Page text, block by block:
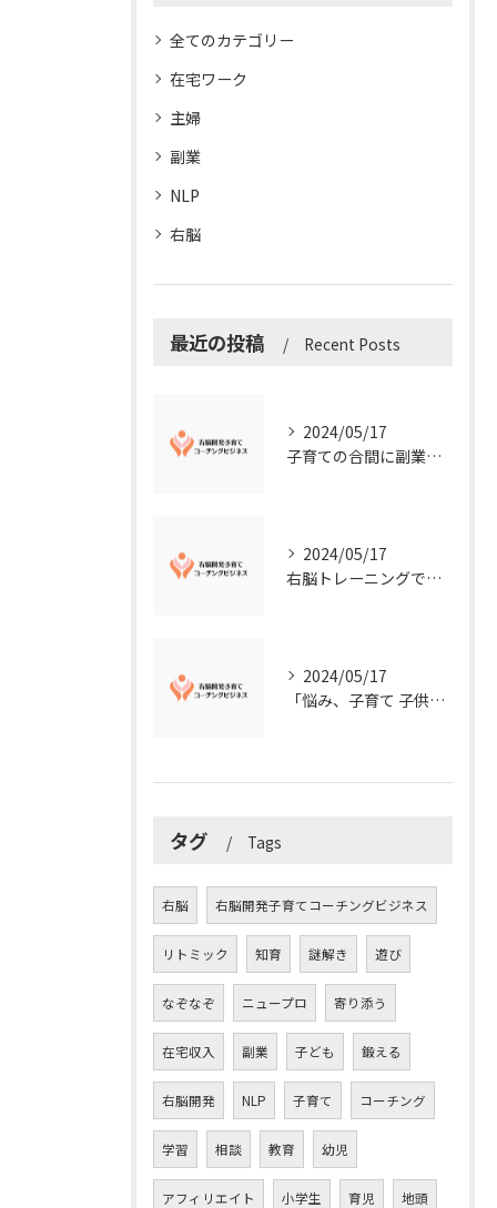
全てのカテゴリー
在宅ワーク
主婦
副業
NLP
右脳
最近の投稿 Recent Posts
2024/05/17
子育ての合間に副業コーチングで収入アップ！右脳開発子育てコーチングビジネスの可能性とは？
2024/05/17
右脳トレーニングで視覚的センスを磨こう！
2024/05/17
「悩み、子育て 子供の発達」を解決する右脳開発子育てコーチングビジネス業界の魅力とは？
タグ Tags
右脳 右脳開発子育てコーチングビジネス
リトミック 知育 謎解き 遊び
なぞなぞ ニュープロ 寄り添う
在宅収入 副業 子ども 鍛える
右脳開発 NLP 子育て コーチング
学習 相談 教育 幼児
アフィリエイト 小学生 育児 地頭